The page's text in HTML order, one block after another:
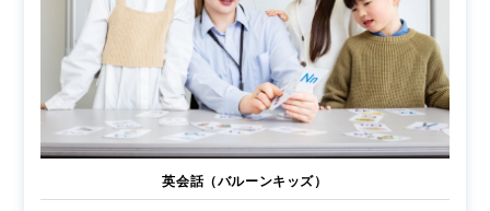
英会話（バルーンキッズ）